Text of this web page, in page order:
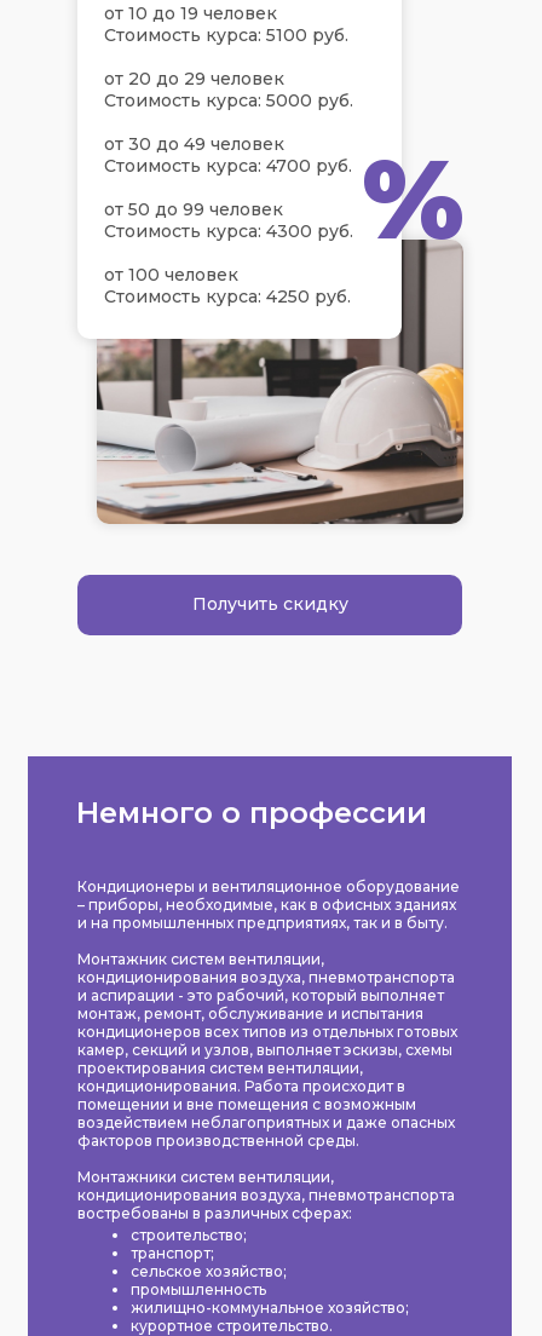
от 10 до 19 человек
Стоимость курса: 5100 руб.
от 20 до 29 человек
Стоимость курса: 5000 руб.
от 30 до 49 человек
Стоимость курса: 4700 руб.
от 50 до 99 человек
Стоимость курса: 4300 руб.
от 100 человек
Стоимость курса: 4250 руб.
Получить скидку
%
Немного о профессии
Кондиционеры и вентиляционное оборудование
– приборы, необходимые, как в офисных зданиях
и на промышленных предприятиях, так и в быту.
Монтажник систем вентиляции,
кондиционирования воздуха, пневмотранспорта
и аспирации - это рабочий, который выполняет
монтаж, ремонт, обслуживание и испытания
кондиционеров всех типов из отдельных готовых
камер, секций и узлов, выполняет эскизы, схемы
проектирования систем вентиляции,
кондиционирования. Работа происходит в
помещении и вне помещения с возможным
воздействием неблагоприятных и даже опасных
факторов производственной среды.
Монтажники систем вентиляции,
кондиционирования воздуха, пневмотранспорта
востребованы в различных сферах:
строительство;
транспорт;
сельское хозяйство;
промышленность
жилищно-коммунальное хозяйство;
курортное строительство.